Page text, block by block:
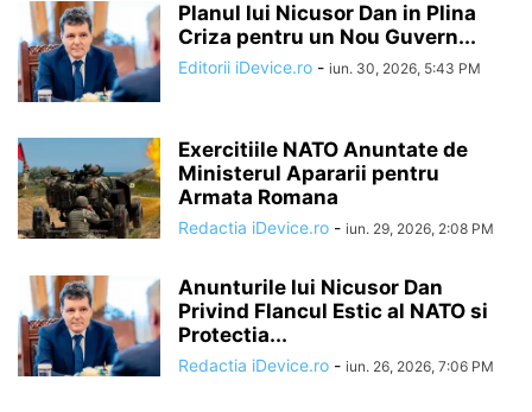
Planul lui Nicusor Dan in Plina
Criza pentru un Nou Guvern...
Editorii iDevice.ro - iun. 30, 2026, 5:43 PM
Exercitiile NATO Anuntate de
Ministerul Apararii pentru
Armata Romana
Redactia iDevice.ro - iun. 29, 2026, 2:08 PM
Anunturile lui Nicusor Dan
Privind Flancul Estic al NATO si
Protectia...
Redactia iDevice.ro - iun. 26, 2026, 7:06 PM